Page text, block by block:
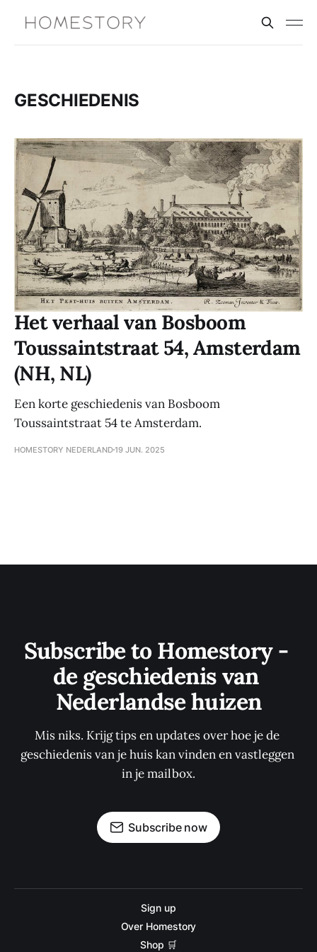
GESCHIEDENIS
Het verhaal van Bosboom
Toussaintstraat 54, Amsterdam
(NH, NL)
Een korte geschiedenis van Bosboom
Toussaintstraat 54 te Amsterdam.
HOMESTORY NEDERLAND19 JUN. 2025
Subscribe to Homestory -
de geschiedenis van
Nederlandse huizen
Mis niks. Krijg tips en updates over hoe je de
geschiedenis van je huis kan vinden en vastleggen
in je mailbox.
Subscribe now
Sign up
Over Homestory
Shop 🛒